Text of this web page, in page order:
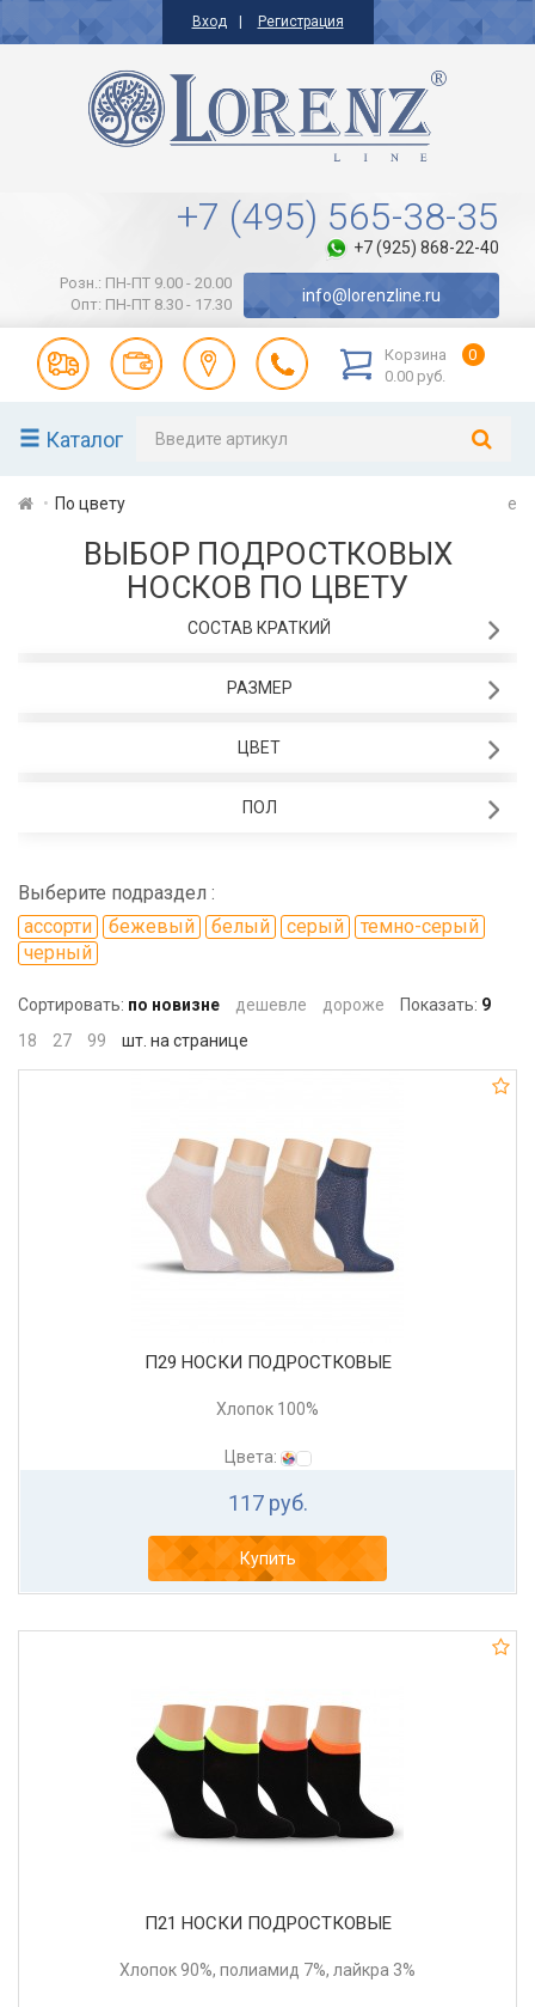
Вход Регистрация
+7 (495) 565-38-35
+7 (925) 868-22-40
Розн.: ПН-ПТ 9.00 - 20.00
Опт: ПН-ПТ 8.30 - 17.30
info@lorenzline.ru
Корзина
0
0.00 руб.
Каталог
По цвету e
ВЫБОР ПОДРОСТКОВЫХ
НОСКОВ ПО ЦВЕТУ
СОСТАВ КРАТКИЙ
РАЗМЕР
ЦВЕТ
ПОЛ
Выберите подраздел :
ассорти
бежевый белый серый
темно-серый
черный
Сортировать: по новизне дешевле дороже Показать: 9
18
27 99 шт. на странице
П29 НОСКИ ПОДРОСТКОВЫЕ
Хлопок 100%
Цвета:
117 руб.
Купить
П21 НОСКИ ПОДРОСТКОВЫЕ
Хлопок 90%, полиамид 7%, лайкра 3%